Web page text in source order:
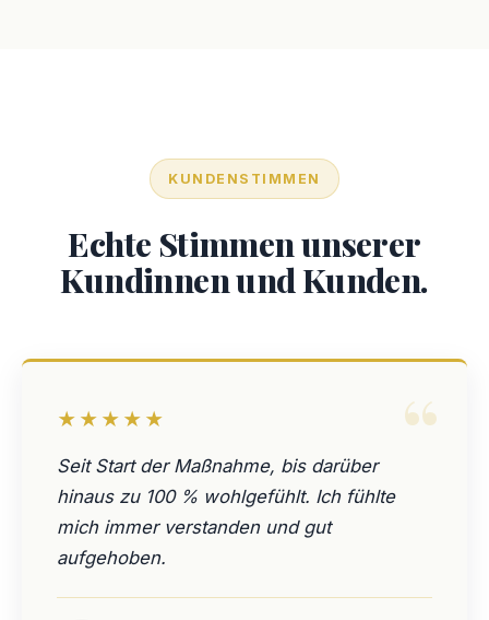
KUNDENSTIMMEN
Echte Stimmen unserer
Kundinnen und Kunden.
“
★★★★★
Seit Start der Maßnahme, bis darüber
hinaus zu 100 % wohlgefühlt. Ich fühlte
mich immer verstanden und gut
aufgehoben.